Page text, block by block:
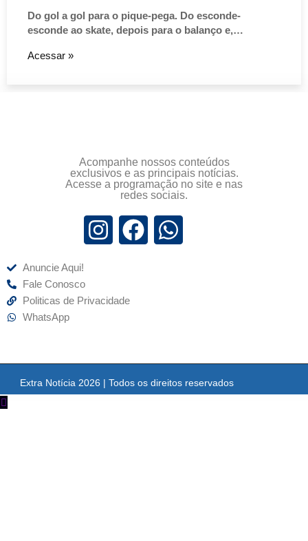
Do gol a gol para o pique-pega. Do esconde-
esconde ao skate, depois para o balanço e,…
Acessar »
Acompanhe nossos conteúdos
exclusivos e as principais notícias.
Acesse a programação no site e nas
redes sociais.
Anuncie Aqui!
Fale Conosco
Politicas de Privacidade
WhatsApp
Extra Notícia 2026 | Todos os direitos reservados